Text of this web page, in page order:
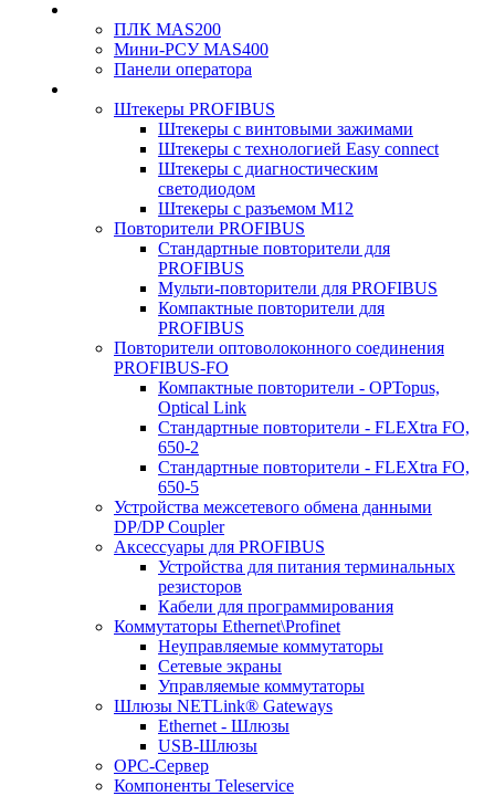
ПЛК MAS200
Мини-РСУ MAS400
Панели оператора
Штекеры PROFIBUS
Штекеры с винтовыми зажимами
Штекеры с технологией Easy connect
Штекеры с диагностическим
светодиодом
Штекеры с разъемом М12
Повторители PROFIBUS
Стандартные повторители для
PROFIBUS
Мульти-повторители для PROFIBUS
Компактные повторители для
PROFIBUS
Повторители оптоволоконного соединения
PROFIBUS-FO
Компактные повторители - OPTopus,
Optical Link
Стандартные повторители - FLEXtra FO,
650-2
Стандартные повторители - FLEXtra FO,
650-5
Устройства межсетевого обмена данными
DP/DP Coupler
Аксессуары для PROFIBUS
Устройства для питания терминальных
резисторов
Кабели для программирования
Коммутаторы Ethernet\Profinet
Неуправляемые коммутаторы
Сетевые экраны
Управляемые коммутаторы
Шлюзы NETLink® Gateways
Ethernet - Шлюзы
USB-Шлюзы
ОРС-Сервер
Компоненты Teleservice